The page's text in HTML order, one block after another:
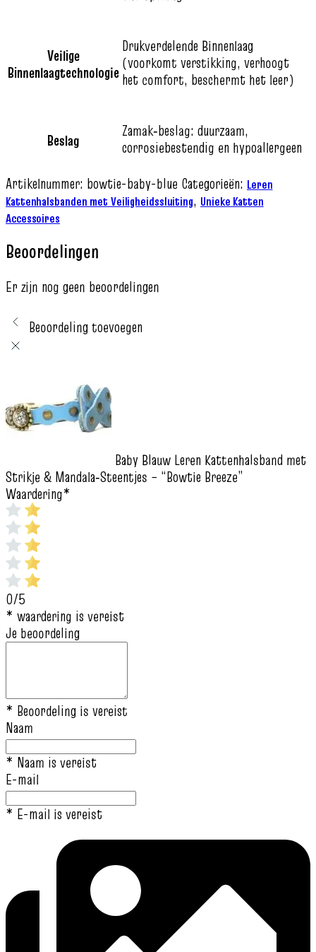
Veilige
Binnenlaagtechnologie
Drukverdelende Binnenlaag
(voorkomt verstikking, verhoogt
het comfort, beschermt het leer)
Beslag
Zamak‑beslag: duurzaam,
corrosiebestendig en hypoallergeen
Artikelnummer: bowtie-baby-blue Categorieën: Leren
Kattenhalsbanden met Veiligheidssluiting, Unieke Katten
Accessoires
Beoordelingen
Er zijn nog geen beoordelingen
Beoordeling toevoegen
Baby Blauw Leren Kattenhalsband met
Strikje & Mandala‑Steentjes – “Bowtie Breeze”
Waardering*
0/5
* waardering is vereist
Je beoordeling
* Beoordeling is vereist
Naam
* Naam is vereist
E-mail
* E-mail is vereist